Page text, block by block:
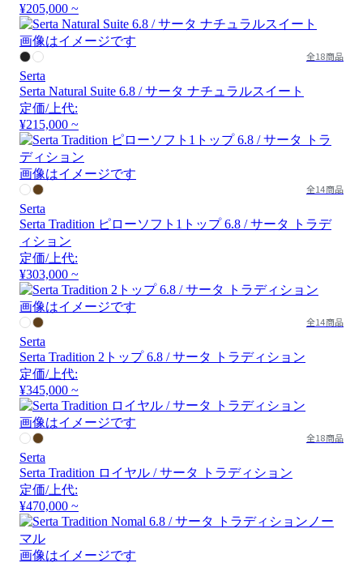
¥205,000 ~
画像はイメージです
全18商品
Serta
Serta Natural Suite 6.8 / サータ ナチュラルスイート
定価/上代:
¥215,000 ~
画像はイメージです
全14商品
Serta
Serta Tradition ピローソフト1トップ 6.8 / サータ トラデ
ィション
定価/上代:
¥303,000 ~
画像はイメージです
全14商品
Serta
Serta Tradition 2トップ 6.8 / サータ トラディション
定価/上代:
¥345,000 ~
画像はイメージです
全18商品
Serta
Serta Tradition ロイヤル / サータ トラディション
定価/上代:
¥470,000 ~
画像はイメージです